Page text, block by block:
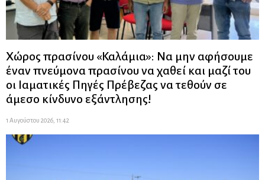
Χώρος πρασίνου «Καλάμια»: Να μην αφήσουμε
έναν πνεύμονα πρασίνου να χαθεί και μαζί του
οι Ιαματικές Πηγές Πρέβεζας να τεθούν σε
άμεσο κίνδυνο εξάντλησης!
1 Αυγούστου 2026, 11:42